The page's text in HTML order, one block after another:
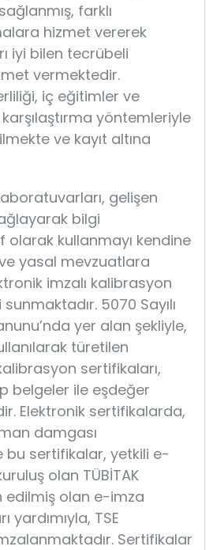
farklı
hizmet vererek
iyi bilen tecrübeli
vermektedir.
iç eğitimler ve
yöntemleriyle
ve kayıt altına
gelişen
bilgi
olarak kullanmayı kendine
yasal mevzuatlara
imzalı kalibrasyon
5070 Sayılı
yer alan şekliyle,
türetilen
sertifikaları,
belgeler ile eşdeğer
Elektronik sertifikalarda,
damgası
bu sertifikalar, yetkili e-
olan TÜBİTAK
edilmiş olan e-imza
yardımıyla, TSE
Sertifikalar